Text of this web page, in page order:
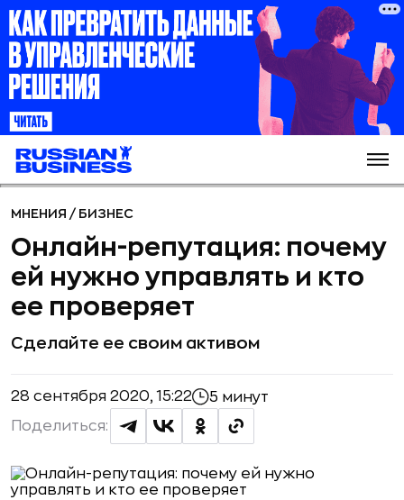
МНЕНИЯ / БИЗНЕС
Онлайн-репутация: почему
ей нужно управлять и кто
ее проверяет
Сделайте ее своим активом
28 сентября 2020, 15:22 5 минут
Поделиться: